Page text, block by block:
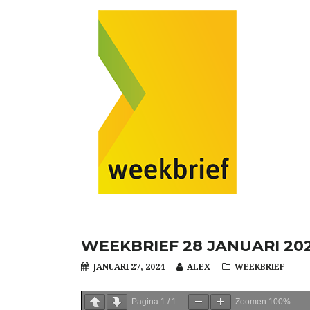
WEEKBRIEF 28 JANUARI
JANUARI 27, 2024 ALEX WEEKBRIEF
Pagina 1 / 1 Zoomen 100%